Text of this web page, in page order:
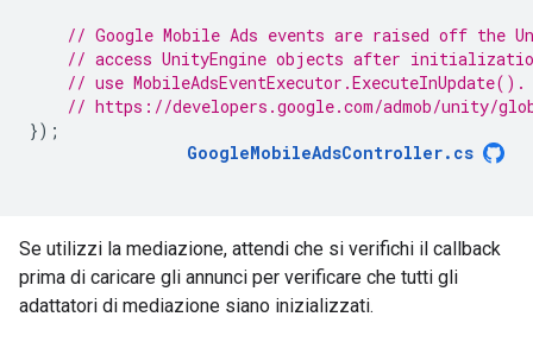
// Google Mobile Ads events are raised off the
// access UnityEngine objects after
// use
// https://developers.google.com/admob/unity/
});
GoogleMobileAdsController. cs
Se utilizzi la mediazione, attendi che si verifichi il callback
prima di caricare gli annunci per verificare che tutti gli
adattatori di mediazione siano inizializzati.